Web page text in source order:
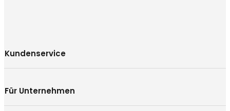
Kundenservice
Für Unternehmen